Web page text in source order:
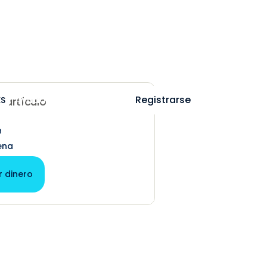
Ayuda Registrarse
artículo
dinero